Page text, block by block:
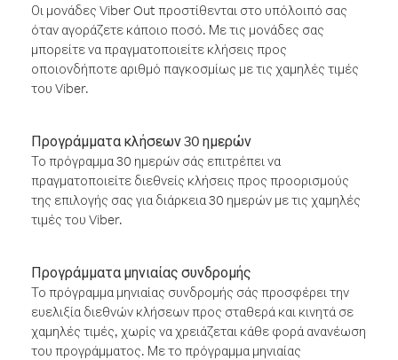
Οι μονάδες Viber Out προστίθενται στο υπόλοιπό σας
όταν αγοράζετε κάποιο ποσό. Με τις μονάδες σας
μπορείτε να πραγματοποιείτε κλήσεις προς
οποιονδήποτε αριθμό παγκοσμίως με τις χαμηλές τιμές
του Viber.
Προγράμματα κλήσεων 30 ημερών
Το πρόγραμμα 30 ημερών σάς επιτρέπει να
πραγματοποιείτε διεθνείς κλήσεις προς προορισμούς
της επιλογής σας για διάρκεια 30 ημερών με τις χαμηλές
τιμές του Viber.
Προγράμματα μηνιαίας συνδρομής
Το πρόγραμμα μηνιαίας συνδρομής σάς προσφέρει την
ευελιξία διεθνών κλήσεων προς σταθερά και κινητά σε
χαμηλές τιμές, χωρίς να χρειάζεται κάθε φορά ανανέωση
του προγράμματος. Με το πρόγραμμα μηνιαίας